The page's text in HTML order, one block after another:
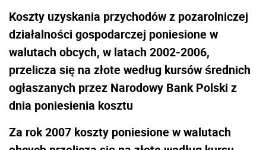
Koszty uzyskania przychodów z pozarolniczej
działalności gospodarczej poniesione w
walutach obcych, w latach 2002-2006,
przelicza się na złote według kursów średnich
ogłaszanych przez Narodowy Bank Polski z
dnia poniesienia kosztu
Za rok 2007 koszty poniesione w walutach